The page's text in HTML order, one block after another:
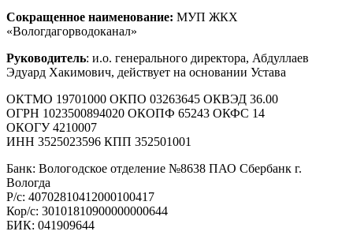
Сокращенное наименование: МУП ЖКХ
«Вологдагорводоканал»
Руководитель: и.о. генерального директора, Абдуллаев
Эдуард Хакимович, действует на основании Устава
ОКТМО 19701000 ОКПО 03263645 ОКВЭД 36.00
ОГРН 1023500894020 ОКОПФ 65243 ОКФС 14
ОКОГУ 4210007
ИНН 3525023596 КПП 352501001
Банк: Вологодское отделение №8638 ПАО Сбербанк г.
Вологда
Р/с: 40702810412000100417
Кор/с: 30101810900000000644
БИК: 041909644